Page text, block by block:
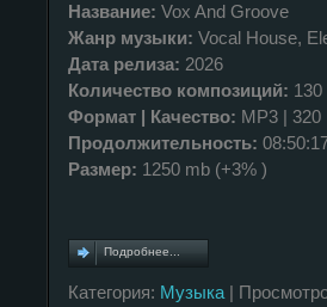
Название: Vox And Groove
Жанр музыки: Vocal House,
Дата релиза: 2026
Количество композиций: 130
Формат | Качество: MP3 | 320
Продолжительность:
Размер: 1250 mb (+3% )
Подробнее...
Категория: Музыка |